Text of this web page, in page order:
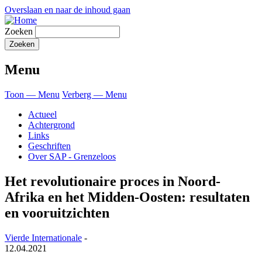
Overslaan en naar de inhoud gaan
Zoeken
Menu
Toon — Menu Verberg — Menu
Actueel
Achtergrond
Links
Geschriften
Over SAP - Grenzeloos
Het revolutionaire proces in Noord-
Afrika en het Midden-Oosten: resultaten
en vooruitzichten
Vierde Internationale -
12.04.2021